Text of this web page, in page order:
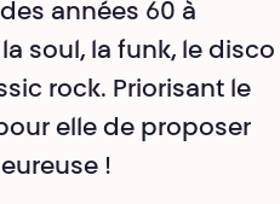
années 60 à
soul, la funk, le disco
rock. Priorisant le
elle de proposer
!